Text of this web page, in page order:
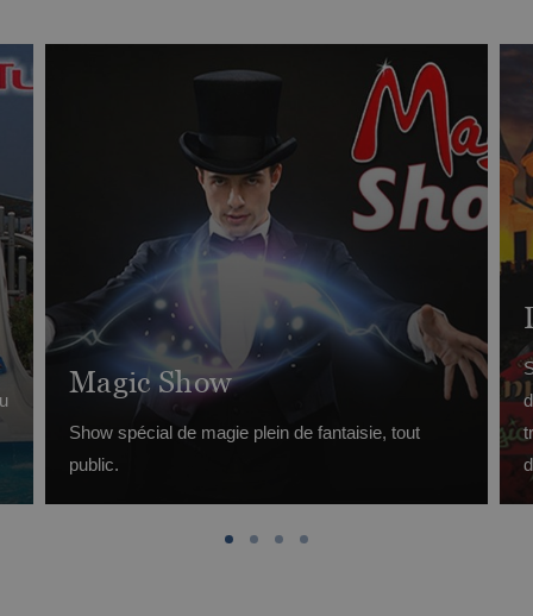
Magic Show
Show spécial de magie plein de fantaisie, tout
public.